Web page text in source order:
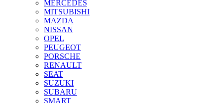
MERCEDES
MITSUBISHI
MAZDA
NISSAN
OPEL
PEUGEOT
PORSCHE
RENAULT
SEAT
SUZUKI
SUBARU
SMART